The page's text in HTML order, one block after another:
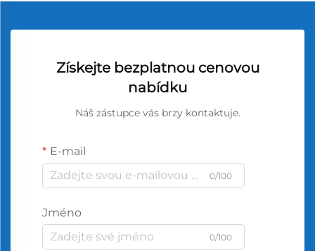
Získejte bezplatnou cenovou
nabídku
Náš zástupce vás brzy kontaktuje.
E-mail
0/100
Jméno
0/100